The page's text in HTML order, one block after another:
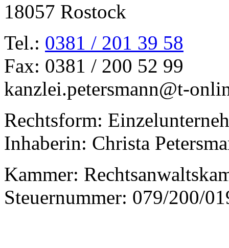
18057 Rostock
Tel.: 0381 / 201 39 58
Fax: 0381 / 200 52 99
kanzlei.petersmann@t-
Rechtsform:
Inhaberin: Christa
Kammer:
Steuernummer: 079/200/